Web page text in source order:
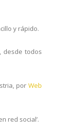
y rápido.
desde todos
por Web
red social’.